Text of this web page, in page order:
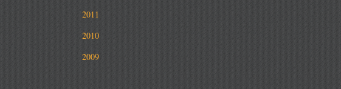
2011
2010
2009